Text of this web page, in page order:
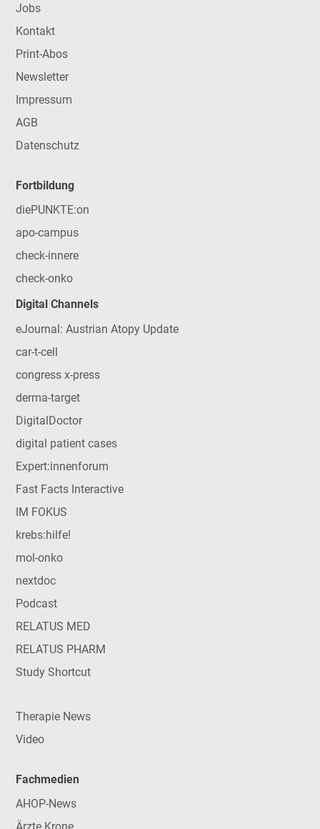
Jobs
Kontakt
Print-Abos
Newsletter
Impressum
AGB
Datenschutz
Fortbildung
diePUNKTE:on
apo-campus
check-innere
check-onko
Digital Channels
eJournal: Austrian Atopy Update
car-t-cell
congress x-press
derma-target
DigitalDoctor
digital patient cases
Expert:innenforum
Fast Facts Interactive
IM FOKUS
krebs:hilfe!
mol-onko
nextdoc
Podcast
RELATUS MED
RELATUS PHARM
Study Shortcut
Therapie News
Video
Fachmedien
AHOP-News